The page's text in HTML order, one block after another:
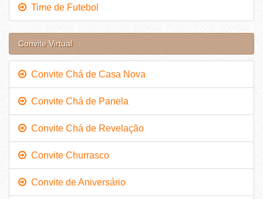
Time de Futebol
Convite Virtual
Convite Chá de Casa Nova
Convite Chá de Panela
Convite Chá de Revelação
Convite Churrasco
Convite de Aniversário